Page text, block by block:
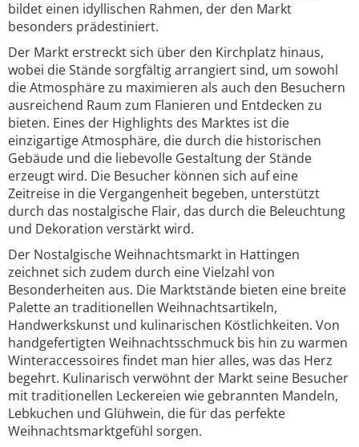
bildet einen idyllischen Rahmen, der den Markt
besonders prädestiniert.
Der Markt erstreckt sich über den Kirchplatz hinaus,
wobei die Stände sorgfältig arrangiert sind, um sowohl
die Atmosphäre zu maximieren als auch den Besuchern
ausreichend Raum zum Flanieren und Entdecken zu
bieten. Eines der Highlights des Marktes ist die
einzigartige Atmosphäre, die durch die historischen
Gebäude und die liebevolle Gestaltung der Stände
erzeugt wird. Die Besucher können sich auf eine
Zeitreise in die Vergangenheit begeben, unterstützt
durch das nostalgische Flair, das durch die Beleuchtung
und Dekoration verstärkt wird.
Der Nostalgische Weihnachtsmarkt in Hattingen
zeichnet sich zudem durch eine Vielzahl von
Besonderheiten aus. Die Marktstände bieten eine breite
Palette an traditionellen Weihnachtsartikeln,
Handwerkskunst und kulinarischen Köstlichkeiten. Von
handgefertigten Weihnachtsschmuck bis hin zu warmen
Winteraccessoires findet man hier alles, was das Herz
begehrt. Kulinarisch verwöhnt der Markt seine Besucher
mit traditionellen Leckereien wie gebrannten Mandeln,
Lebkuchen und Glühwein, die für das perfekte
Weihnachtsmarktgefühl sorgen.